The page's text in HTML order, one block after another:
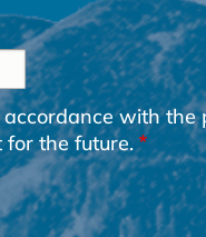
accordance with the
the future.